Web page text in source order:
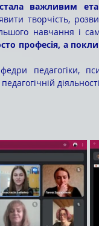
творчість,
навчання і
професія, а